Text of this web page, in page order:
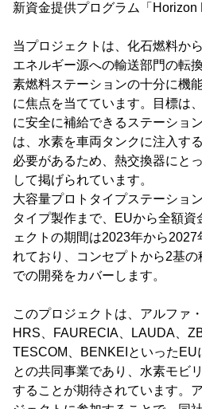
新資金提供プログラム「Horizon
当プロジェクトは、化石燃料か
エネルギー源への輸送部門の転
素燃料ステーションの十分に機
に焦点を当てています。目標は
に安全に補給できるステーショ
は、水素を車両タンクに注入す
必要があるため、熱交換器にと
して掲げられています。
大容量プロトタイプステーショ
タイプ製作まで、EUから全額資
ェクトの期間は2023年から2027
れており、コンセプトから2基の
での開発をカバーします。
このプロジェクトは、アルファ
HRS、FAURECIA、LAUDA、
TESCOM、BENKEIといったEU
との共同事業であり、水素モビ
することが期待されています。